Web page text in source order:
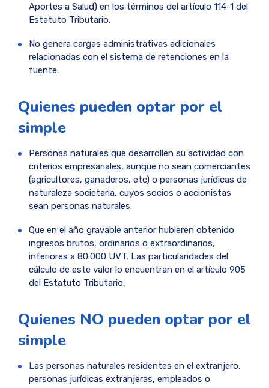
Aportes a Salud) en los términos del artículo 114-1 del
Estatuto Tributario.
No genera cargas administrativas adicionales
relacionadas con el sistema de retenciones en la
fuente.
Quienes pueden optar por el
simple
Personas naturales que desarrollen su actividad con
criterios empresariales, aunque no sean comerciantes
(agricultores, ganaderos, etc) o personas jurídicas de
naturaleza societaria, cuyos socios o accionistas
sean personas naturales.
Que en el año gravable anterior hubieren obtenido
ingresos brutos, ordinarios o extraordinarios,
inferiores a 80.000 UVT. Las particularidades del
cálculo de este valor lo encuentran en el artículo 905
del Estatuto Tributario.
Quienes NO pueden optar por el
simple
Las personas naturales residentes en el extranjero,
personas jurídicas extranjeras, empleados o